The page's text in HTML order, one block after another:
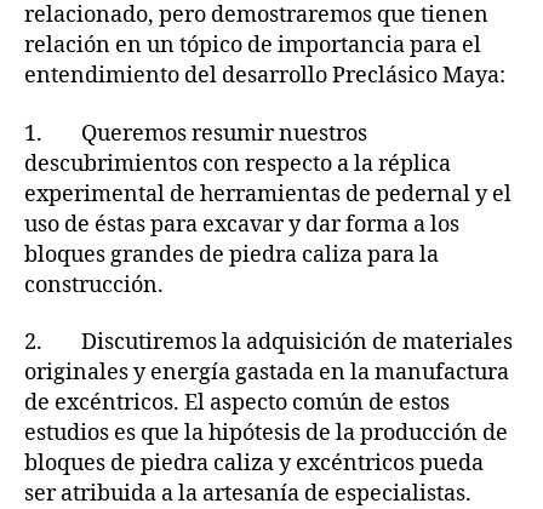
relacionado, pero demostraremos que tienen
relación en un tópico de importancia para el
entendimiento del desarrollo Preclásico Maya:
1. Queremos resumir nuestros
descubrimientos con respecto a la réplica
experimental de herramientas de pedernal y el
uso de éstas para excavar y dar forma a los
bloques grandes de piedra caliza para la
construcción.
2. Discutiremos la adquisición de materiales
originales y energía gastada en la manufactura
de excéntricos. El aspecto común de estos
estudios es que la hipótesis de la producción de
bloques de piedra caliza y excéntricos pueda
ser atribuida a la artesanía de especialistas.